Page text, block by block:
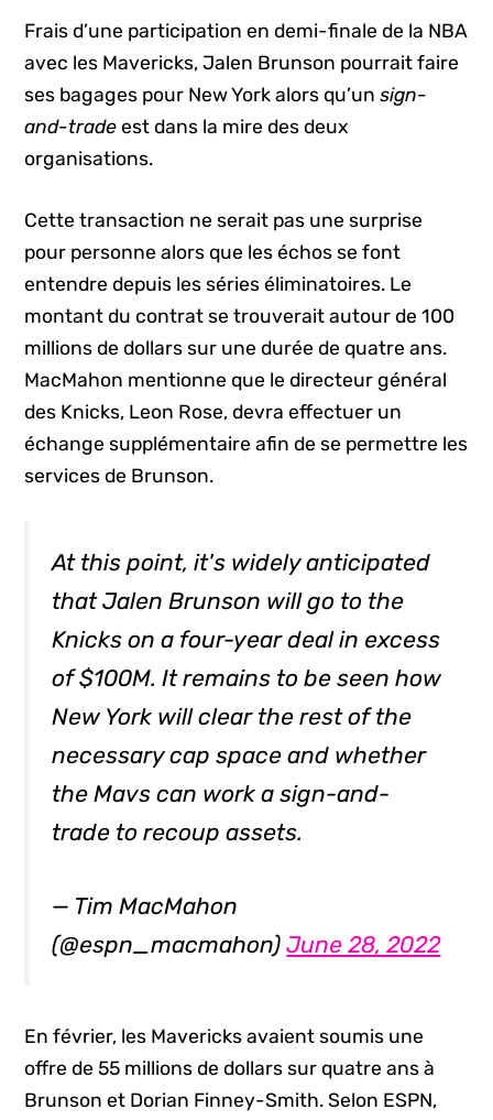
Frais d’une participation en demi-finale de la NBA
avec les Mavericks, Jalen Brunson pourrait faire
ses bagages pour New York alors qu’unsign-
and-trade est dans la mire des deux
organisations.
Cette transaction ne serait pas une surprise
pour personne alors que les échos se font
entendre depuis les séries éliminatoires. Le
montant du contrat se trouverait autour de 100
millions de dollars sur une durée de quatre ans.
MacMahon mentionne que le directeur général
des Knicks, Leon Rose, devra effectuer un
échange supplémentaire afin de se permettre les
services de Brunson.
At this point, it's widely anticipated
that Jalen Brunson will go to the
Knicks on a four-year deal in excess
of $100M. It remains to be seen how
New York will clear the rest of the
necessary cap space and whether
the Mavs can work a sign-and-
trade to recoup assets.
— Tim MacMahon
(@espn_macmahon)June 28, 2022
En février, les Mavericks avaient soumis une
offre de 55 millions de dollars sur quatre ans à
Brunson et Dorian Finney-Smith. Selon ESPN,